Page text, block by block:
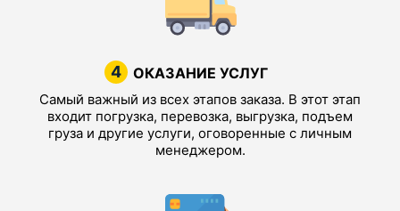
4 ОКАЗАНИЕ УСЛУГ
Самый важный из всех этапов заказа. В этот этап
входит погрузка, перевозка, выгрузка, подъем
груза и другие услуги, оговоренные с личным
менеджером.